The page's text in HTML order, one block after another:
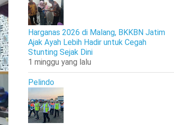
Harganas 2026 di Malang, BKKBN Jatim
Ajak Ayah Lebih Hadir untuk Cegah
Stunting Sejak Dini
1 minggu yang lalu
Pelindo